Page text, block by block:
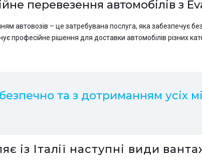
перевезення автомобілів з
автовозів – це затребувана послуга, яка забезпечує
професійне рішення для доставки автомобілів різних
та з дотриманням усіх
із Італії наступні види